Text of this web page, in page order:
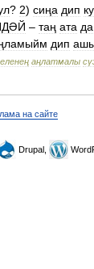
? 2) сиңа дип
– таң ата да
дип
аңлатмалы
на сайте
Drupal,